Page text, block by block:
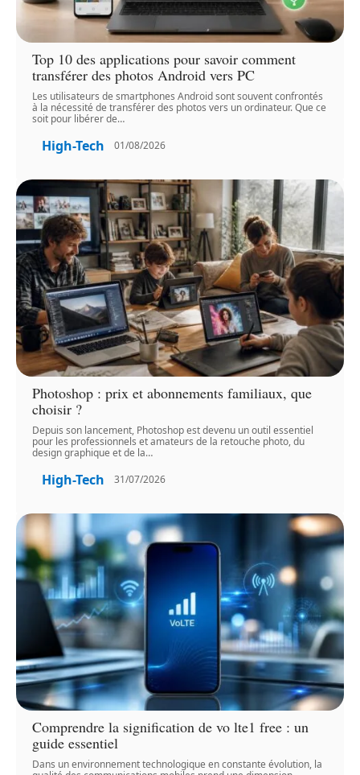
Top 10 des applications pour savoir comment
transférer des photos Android vers PC
Les utilisateurs de smartphones Android sont souvent confrontés
à la nécessité de transférer des photos vers un ordinateur. Que ce
soit pour libérer de…
High-Tech 01/08/2026
Photoshop : prix et abonnements familiaux, que
choisir ?
Depuis son lancement, Photoshop est devenu un outil essentiel
pour les professionnels et amateurs de la retouche photo, du
design graphique et de la…
High-Tech 31/07/2026
Comprendre la signification de vo lte1 free : un
guide essentiel
Dans un environnement technologique en constante évolution, la